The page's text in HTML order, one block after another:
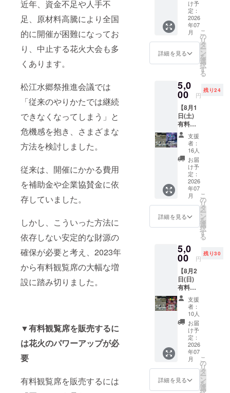
近年、資金不足や人手不
足、原材料高騰により全国
的に開催が困難になってお
り、中止する花火大会も多
くあります。
松江水郷祭推進会議では
「従来のやりかたでは継続
できなくなってしまう」と
危機感を抱き、さまざまな
方法を検討しました。
従来は、開催にかかる費用
を補助金や企業協賛金に依
存していました。
しかし、こういった方法に
依存しない安定的な財源の
確保が必要と考え、2023年
から有料観覧席の大幅な増
設に踏み切りました。
▼有料観覧席を販売するに
は花火のパワーアップが必
要
有料観覧席を販売するには
品・数
量限定
です。
★サイ
ズ
×
55mm
をお送
りいた
しま
す。 ★
島根ス
サノオ
マジッ
くんデ
ザイ
ン！ ★
初コラ
ボ！
2026限
定グッ
ズ！！
非売
品・数
量限定
です。
★サイ
ズ
900mm
330mm
／ 素
イト〕※
クラ
ファン
限定 ご
支援あ
りがと
うござ
礼とし
て、
【島根
スサノ
オマ
ジッ
ク】コ
ラボ手
ぬぐい
〔ホワ
イト〕
をお送
りいた
しま
す。 ★
島根ス
サノオ
さたま
くんデ
ン！ ★
初コラ
ボ！
2026限
定グッ
ズ！！
非売
品・数
量限定
です。
★サイ
ズ
900mm
×
330mm
け予
定：
2026
年07
月
詳細を見る
こ
の
リ
タ
ー
ン
を
選
択
す
る
5,0
00 円
残り24
【8月1
日(土)
有料駐
車場】
松江商
工会議
所（駐
車場1
台）※ク
ラファ
ン限定
ご支援
ありが
とうご
ざいま
て、【8
月1日
(土) 有
料駐車
場】松
江商工
会議所
（駐車
場1台）
のチ
ケット
をお送
りいた
しま
す。 ★
湖北エ
リア
支援
者：
16人
お届
け予
定：
2026
年07
月
詳細を見る
こ
の
リ
タ
ー
ン
を
選
択
す
る
5,0
00 円
残り30
【8月2
日(日)
有料駐
車場】
松江商
工会議
所（駐
車場1
台）※ク
ラファ
ン限定
ご支援
ありが
とうご
ざいま
支援
者：
10人
お届
け予
定：
2026
年07
月
詳細を見る
こ
の
リ
タ
ー
ン
を
選